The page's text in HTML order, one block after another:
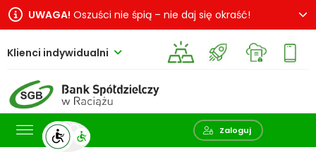
UWAGA! Oszuści nie śpią – nie daj się okraść!
Klienci indywidualni
Zaloguj
Pokaż wyszukiwarkę